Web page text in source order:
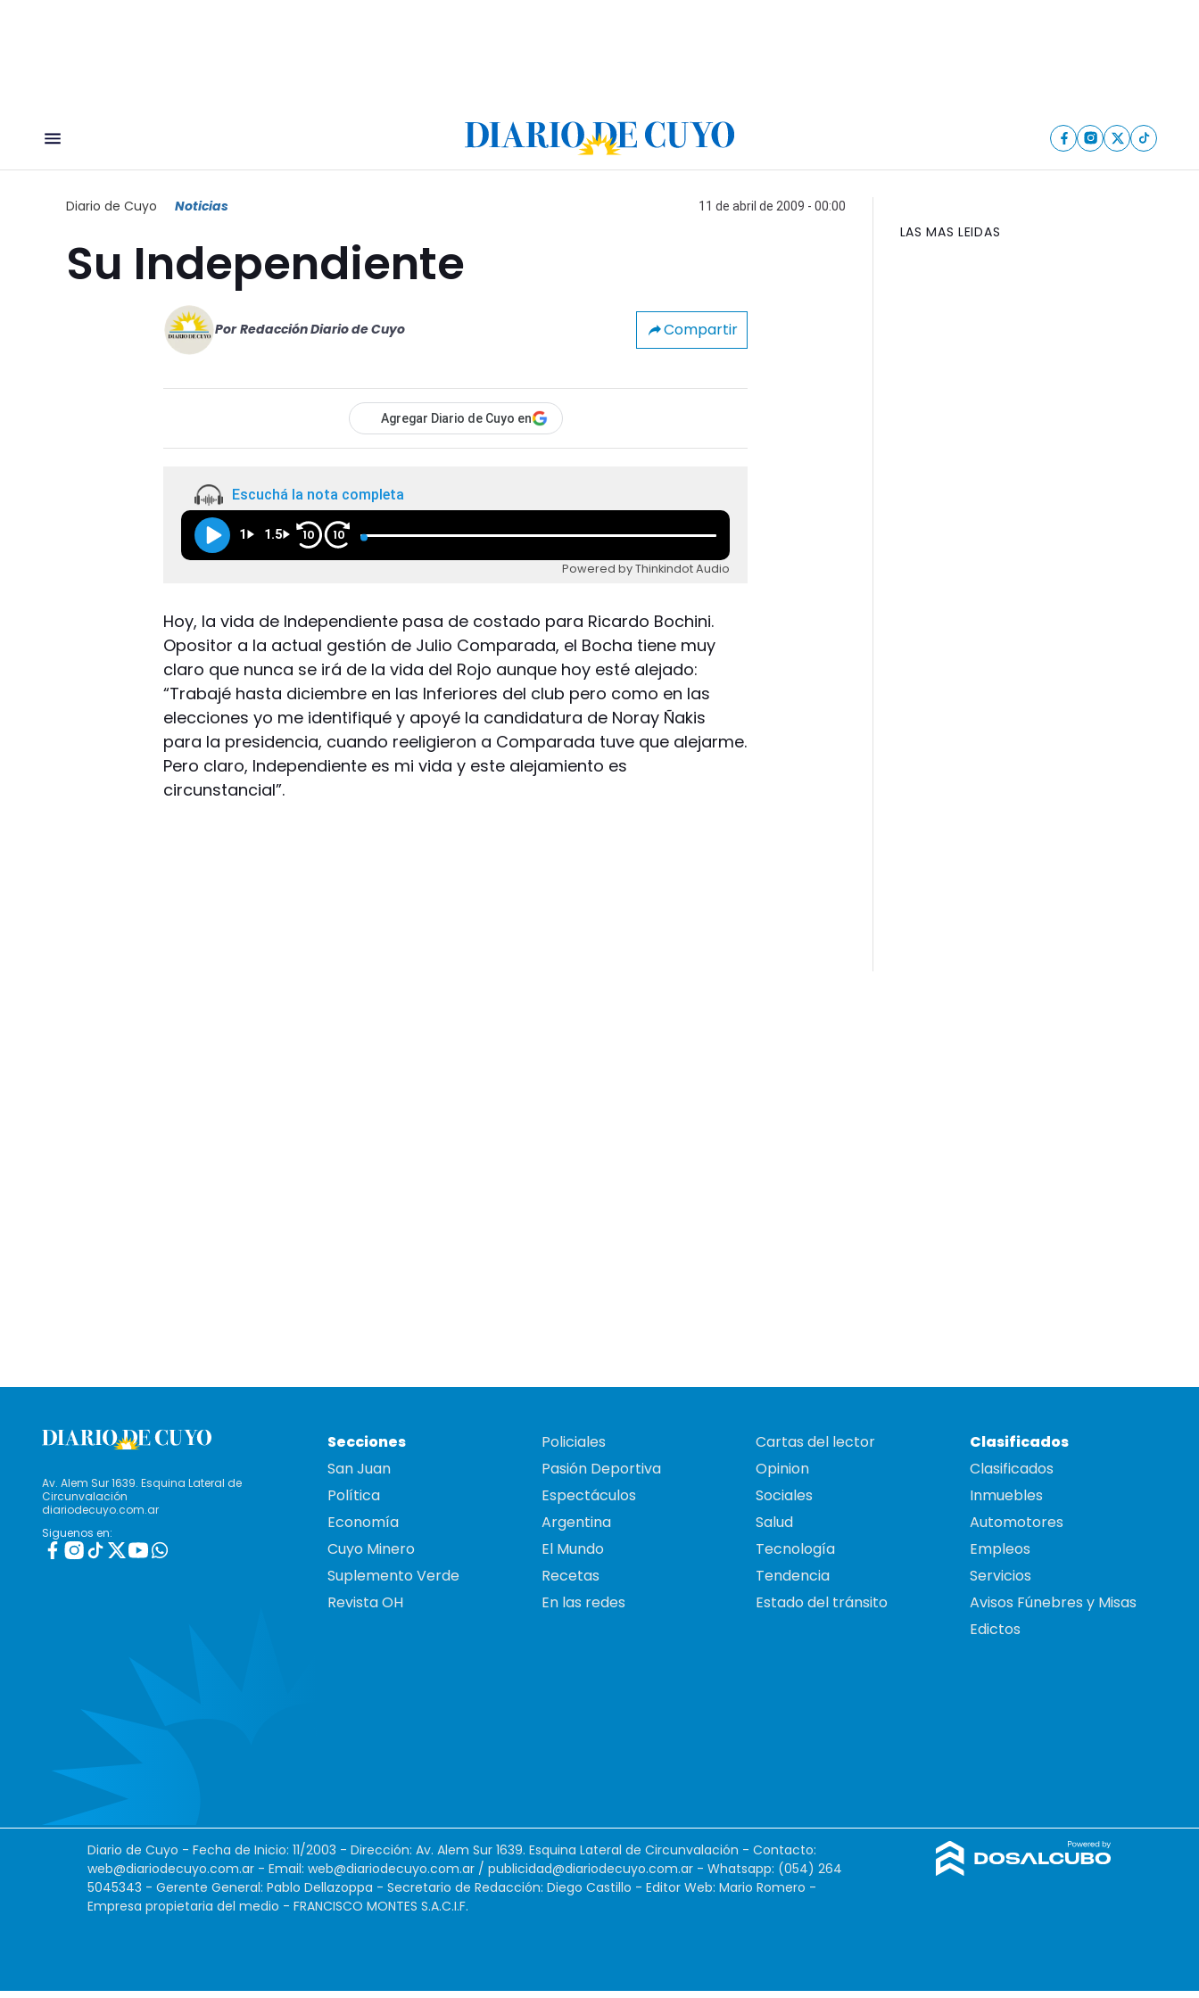
Diario de Cuyo Noticias 11 de abril de 2009 - 00:00
Su Independiente
Por Redacción Diario de Cuyo Compartir
Agregar Diario de Cuyo en
Escuchá la nota completa
1 1.5 10 10
Powered by Thinkindot Audio
Hoy, la vida de Independiente pasa de costado para Ricardo Bochini.
Opositor a la actual gestión de Julio Comparada, el Bocha tiene muy
claro que nunca se irá de la vida del Rojo aunque hoy esté alejado:
“Trabajé hasta diciembre en las Inferiores del club pero como en las
elecciones yo me identifiqué y apoyé la candidatura de Noray Ñakis
para la presidencia, cuando reeligieron a Comparada tuve que alejarme.
Pero claro, Independiente es mi vida y este alejamiento es
circunstancial”.
LAS MAS LEIDAS
Av. Alem Sur 1639. Esquina Lateral de
Circunvalación
diariodecuyo.com.ar
Siguenos en:
Secciones
San Juan
Política
Economía
Cuyo Minero
Suplemento Verde
Revista OH
Policiales
Pasión Deportiva
Espectáculos
Argentina
El Mundo
Recetas
En las redes
Cartas del lector
Opinion
Sociales
Salud
Tecnología
Tendencia
Estado del tránsito
Clasificados
Clasificados
Inmuebles
Automotores
Empleos
Servicios
Avisos Fúnebres y Misas
Edictos
Diario de Cuyo - Fecha de Inicio: 11/2003 - Dirección: Av. Alem Sur 1639. Esquina Lateral de Circunvalación - Contacto:
web@diariodecuyo.com.ar - Email: web@diariodecuyo.com.ar / publicidad@diariodecuyo.com.ar - Whatsapp: (054) 264
5045343 - Gerente General: Pablo Dellazoppa - Secretario de Redacción: Diego Castillo - Editor Web: Mario Romero -
Empresa propietaria del medio - FRANCISCO MONTES S.A.C.I.F.